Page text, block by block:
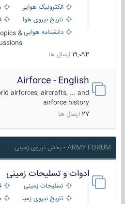
الکترونیک هوایی
تاریخ نیروی هوایی
دانشنامه هوایی&
19,094 ارسال ها
Airforce - English
airforces, aircrafts, ... and
airforce history
27 ارسال ها
ARMY FORUM - بخش نیروی زمینی
ادوات و تسلیحات زمینی
تسلیحات زمینی
تاریخ نیروی زمینی